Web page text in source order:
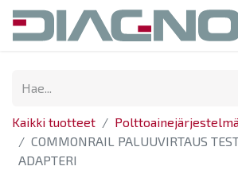
Kaikki tuotteet
COMMONRAIL PALUUVIRTAUS
ADAPTERI